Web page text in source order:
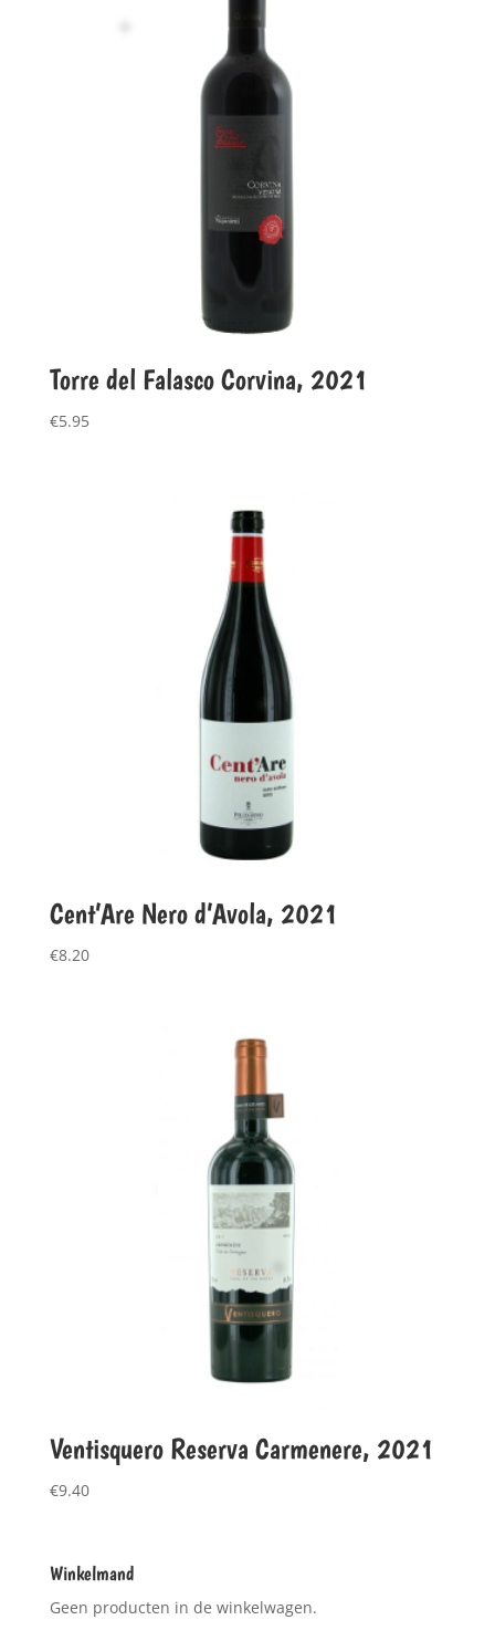
Torre del Falasco Corvina, 2021
€5.95
Cent’Are Nero d’Avola, 2021
€8.20
Ventisquero Reserva Carmenere, 2021
€9.40
Winkelmand
Geen producten in de winkelwagen.